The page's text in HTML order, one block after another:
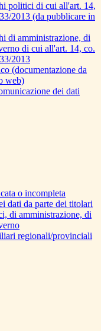
politici di cui all'art. 14,
2013 (da pubblicare in
di amministrazione, di
di cui all'art. 14, co.
2013
(documentazione da
web)
dei dati
o incompleta
dati da parte dei titolari
di amministrazione, di
regionali/provinciali